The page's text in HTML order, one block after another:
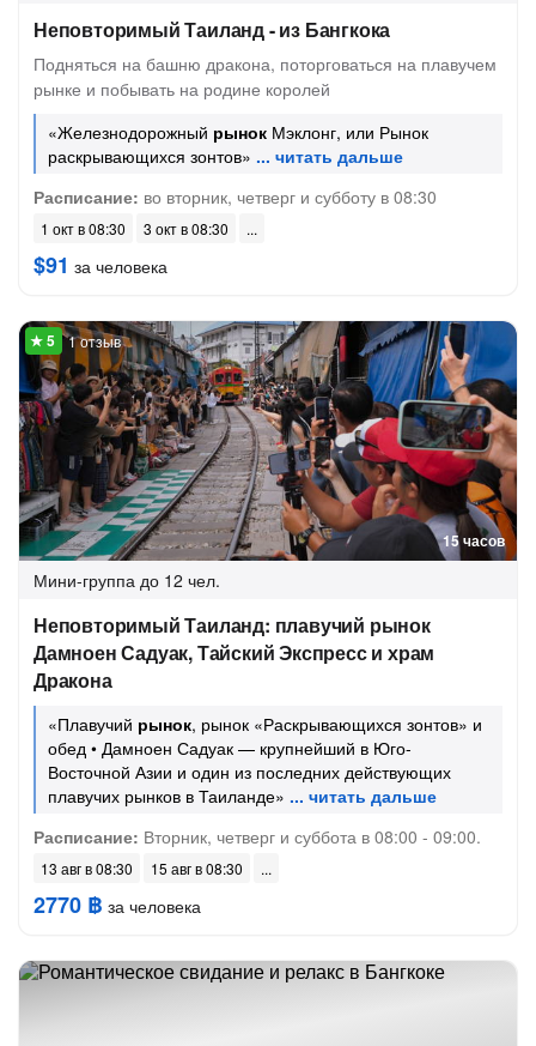
Неповторимый Таиланд - из Бангкока
Подняться на башню дракона, поторговаться на плавучем
рынке и побывать на родине королей
«Железнодорожный рынок Мэклонг, или Рынок
раскрывающихся зонтов»
Расписание: во вторник, четверг и субботу в 08:30
1 окт в 08:30 3 окт в 08:30
$91 за человека
15 часов
1 отзыв
Мини-группа до 12 чел.
Неповторимый Таиланд: плавучий рынок
Дамноен Садуак, Тайский Экспресс и храм
Дракона
«Плавучий рынок, рынок «Раскрывающихся зонтов» и
обед • Дамноен Садуак — крупнейший в Юго-
Восточной Азии и один из последних действующих
плавучих рынков в Таиланде»
Расписание: Вторник, четверг и суббота в 08:00 - 09:00.
13 авг в 08:30 15 авг в 08:30
2770 ฿ за человека